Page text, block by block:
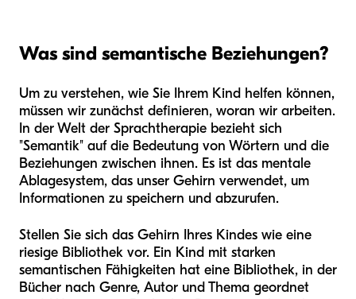
Was sind semantische Beziehungen?
Um zu verstehen, wie Sie Ihrem Kind helfen können,
müssen wir zunächst definieren, woran wir arbeiten.
In der Welt der Sprachtherapie bezieht sich
"Semantik" auf die Bedeutung von Wörtern und die
Beziehungen zwischen ihnen. Es ist das mentale
Ablagesystem, das unser Gehirn verwendet, um
Informationen zu speichern und abzurufen.
Stellen Sie sich das Gehirn Ihres Kindes wie eine
riesige Bibliothek vor. Ein Kind mit starken
semantischen Fähigkeiten hat eine Bibliothek, in der
Bücher nach Genre, Autor und Thema geordnet